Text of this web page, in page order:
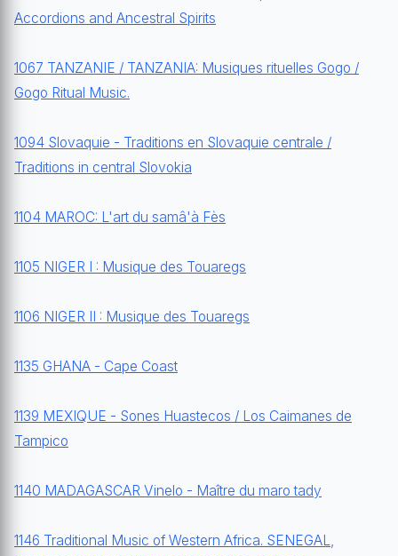
Accordions and Ancestral Spirits
1067 TANZANIE / TANZANIA: Musiques rituelles Gogo /
Gogo Ritual Music.
1094 Slovaquie - Traditions en Slovaquie centrale /
Traditions in central Slovokia
1104 MAROC: L'art du samâ'à Fès
1105 NIGER I : Musique des Touaregs
1106 NIGER II : Musique des Touaregs
1135 GHANA - Cape Coast
1139 MEXIQUE - Sones Huastecos / Los Caimanes de
Tampico
1140 MADAGASCAR Vinelo - Maître du maro tady
1146 Traditional Music of Western Africa. SENEGAL,